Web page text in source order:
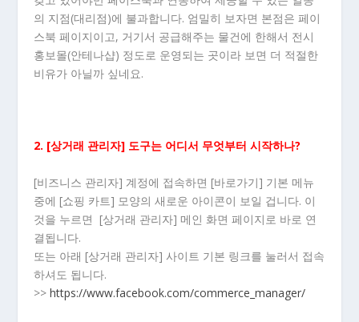
의 지점(대리점)에 불과합니다. 엄밀히 보자면 본점은 페이
스북 페이지이고, 거기서 공급해주는 물건에 한해서 전시
홍보몰(안테나샵) 정도로 운영되는 곳이라 보면 더 적절한
비유가 아닐까 싶네요.
2. [상거래 관리자] 도구는 어디서 무엇부터 시작하나?
[비즈니스 관리자] 계정에 접속하면 [바로가기] 기본 메뉴
중에 [쇼핑 카트] 모양의 새로운 아이콘이 보일 겁니다. 이
것을 누르면 [상거래 관리자] 메인 화면 페이지로 바로 연
결됩니다.
또는 아래 [상거래 관리자] 사이트 기본 링크를 눌러서 접속
하셔도 됩니다.
>>https://www.facebook.com/commerce_manager/